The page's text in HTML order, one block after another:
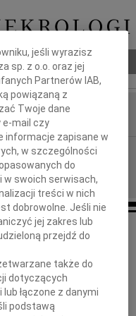
Naszemu Koledze
Mrugalskiemu
jeśli wyrazisz
sp. z o.o. oraz jej
Partnerów IAB,
powiązaną z
Twoje dane
e-mail czy
informacje zapisane w
w szczególności
do
swoich serwisach,
treści w nich
dobrowolne. Jeśli nie
jej zakres lub
przejdź do
także do
dotyczących
łączone z danymi
podstawą